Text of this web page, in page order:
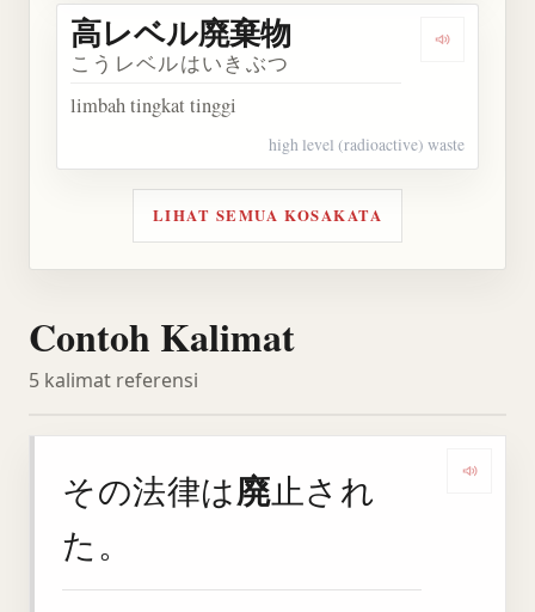
Dengarkan
高レベル廃棄物
こうレベルはいきぶつ
limbah tingkat tinggi
high level (radioactive) waste
LIHAT SEMUA KOSAKATA
Contoh Kalimat
5 kalimat referensi
その法律は廃止され
た。